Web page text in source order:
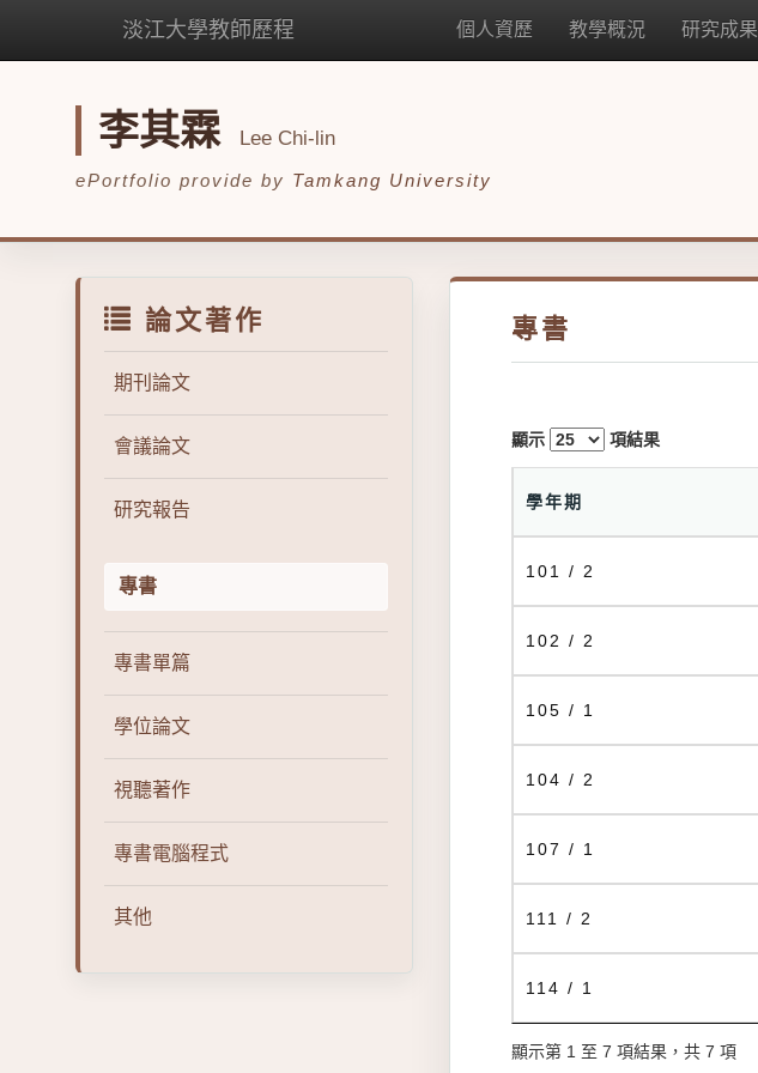
淡江大學教師歷程 個人資歷 教學概況 研究成果
李其霖 Lee Chi-lin
ePortfolio provide by Tamkang University
論文著作
期刊論文
會議論文
研究報告
專書
專書單篇
學位論文
視聽著作
專書電腦程式
其他
專書
顯示 項結果
學年期
101 / 2
102 / 2
105 / 1
104 / 2
107 / 1
111 / 2
114 / 1
顯示第 1 至 7 項結果，共 7 項